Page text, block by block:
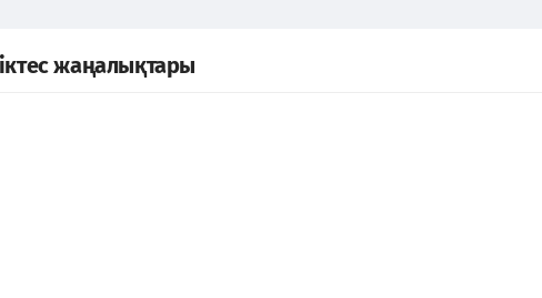
жаңалықтары